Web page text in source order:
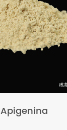
Apigenina